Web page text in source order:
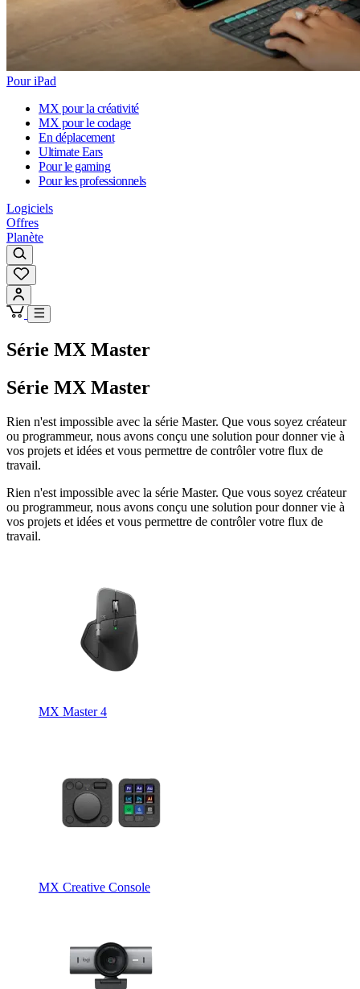
Pour iPad
MX pour la créativité
MX pour le codage
En déplacement
Ultimate Ears
Pour le gaming
Pour les professionnels
Logiciels
Offres
Planète
Série MX Master
Série MX Master
Rien n'est impossible avec la série Master. Que vous soyez créateur
ou programmeur, nous avons conçu une solution pour donner vie à
vos projets et idées et vous permettre de contrôler votre flux de
travail.
Rien n'est impossible avec la série Master. Que vous soyez créateur
ou programmeur, nous avons conçu une solution pour donner vie à
vos projets et idées et vous permettre de contrôler votre flux de
travail.
MX Master 4
MX Creative Console